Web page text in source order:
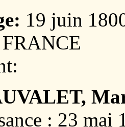
19 juin
: 23